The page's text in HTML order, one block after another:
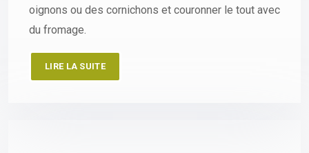
oignons ou des cornichons et couronner le tout avec
du fromage.
LIRE LA SUITE